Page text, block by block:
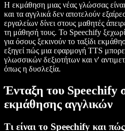
Η εκμάθηση μιας νέας γλώσσας
και τα αγγλικά δεν αποτελούν
εργαλείων δίνει στους μαθητές
τη μάθησή τους. Το Speechify
για όσους ξεκινούν το ταξίδι
εξηγεί πώς μια εφαρμογή TTS
γλωσσικών δεξιοτήτων και ν'
όπως η δυσλεξία.
Ένταξη του Speechify
εκμάθησης αγγλικών
Τι είναι το Speechify και πώς